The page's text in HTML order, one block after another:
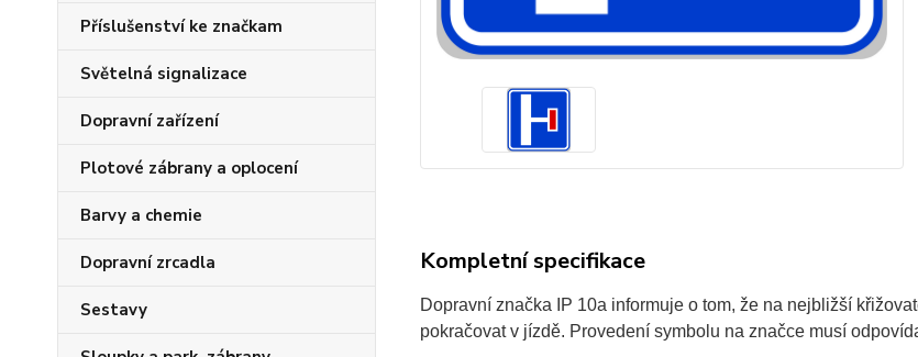
Příslušenství ke značkam
Světelná signalizace
Dopravní zařízení
Plotové zábrany a oplocení
Barvy a chemie
Dopravní zrcadla
Sestavy
Kompletní specifikace
Dopravní značka IP 10a informuje o tom, že na nejbližší
pokračovat v jízdě. Provedení symbolu na značce musí